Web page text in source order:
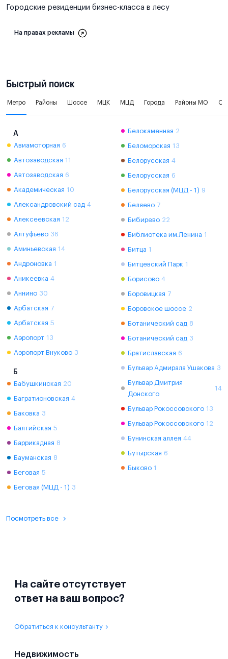
Городские резиденции бизнес-класса в лесу
На правах рекламы
Быстрый поиск
Метро Районы Шоссе МЦК МЦД Города Районы МО
А
Авиамоторная 6
Автозаводская 11
Автозаводская 6
Академическая 10
Александровский сад 4
Алексеевская 12
Алтуфьево 36
Аминьевская 14
Андроновка 1
Аникеевка 4
Аннино 30
Арбатская 7
Арбатская 5
Аэропорт 13
Аэропорт Внуково 3
Б
Бабушкинская 20
Багратионовская 4
Баковка 3
Балтийская 5
Баррикадная 8
Бауманская 8
Беговая 5
Беговая (МЦД - 1) 3
Белокаменная 2
Беломорская 13
Белорусская 4
Белорусская 6
Белорусская (МЦД - 1) 9
Беляево 7
Бибирево 22
Библиотека им.Ленина 1
Битца 1
Битцевский Парк 1
Борисово 4
Боровицкая 7
Боровское шоссе 2
Ботанический сад 8
Ботанический сад 3
Братиславская 6
Бульвар Адмирала Ушакова 3
Бульвар Дмитрия
Донского
14
Бульвар Рокоссовского 13
Бульвар Рокоссовского 12
Бунинская аллея 44
Бутырская 6
Быково 1
Посмотреть все
На сайте отсутствует
ответ на ваш вопрос?
Обратиться к консультанту
Недвижимость